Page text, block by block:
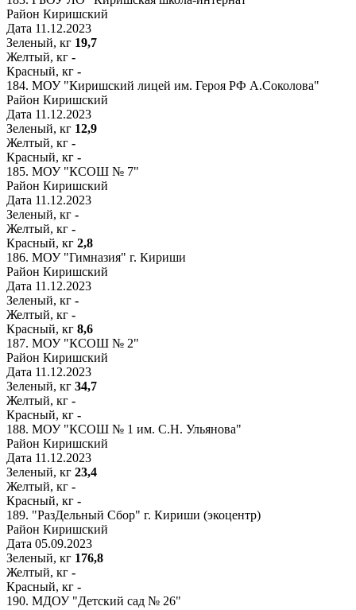
Район Киришский
Дата 11.12.2023
Зеленый, кг 19,7
Желтый, кг -
Красный, кг -
184. МОУ "Киришский лицей им. Героя РФ А.Соколова"
Район Киришский
Дата 11.12.2023
Зеленый, кг 12,9
Желтый, кг -
Красный, кг -
185. МОУ "КСОШ № 7"
Район Киришский
Дата 11.12.2023
Зеленый, кг -
Желтый, кг -
Красный, кг 2,8
186. МОУ "Гимназия" г. Кириши
Район Киришский
Дата 11.12.2023
Зеленый, кг -
Желтый, кг -
Красный, кг 8,6
187. МОУ "КСОШ № 2"
Район Киришский
Дата 11.12.2023
Зеленый, кг 34,7
Желтый, кг -
Красный, кг -
188. МОУ "КСОШ № 1 им. С.Н. Ульянова"
Район Киришский
Дата 11.12.2023
Зеленый, кг 23,4
Желтый, кг -
Красный, кг -
189. "РазДельный Сбор" г. Кириши (экоцентр)
Район Киришский
Дата 05.09.2023
Зеленый, кг 176,8
Желтый, кг -
Красный, кг -
190. МДОУ "Детский сад № 26"